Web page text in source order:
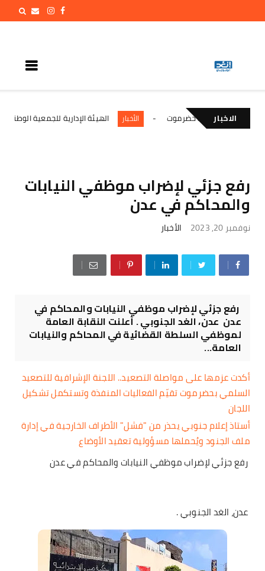
الاخبار
وادي وصحراء حضرموت الأخبار الهيئة الإدارية للجمعية الوطنية
رفع جزئي لإضراب موظفي النيابات
والمحاكم في عدن
نوفمبر 20, 2023 الأخبار
رفع جزئي لإضراب موظفي النيابات والمحاكم في
عدن عدن، الغد الجنوبي . أعلنت النقابة العامة
لموظفي السلطة القضائية في المحاكم والنيابات
العامة...
أكدت عزمها على مواصلة التصعيد.. اللجنة الإشرافية للتصعيد
السلمي بحضرموت تقيّم الفعاليات المنفذة وتستكمل تشكيل
اللجان
أستاذ إعلام جنوبي يحذر من "فشل" الأطراف الخارجية في إدارة
ملف الجنود ويُحملها مسؤولية تعقيد الأوضاع
رفع جزئي لإضراب موظفي النيابات والمحاكم في عدن
عدن، الغد الجنوبي .